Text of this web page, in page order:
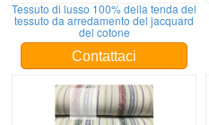
Tessuto di lusso 100% della tenda del
tessuto da arredamento del jacquard
del cotone
Contattaci